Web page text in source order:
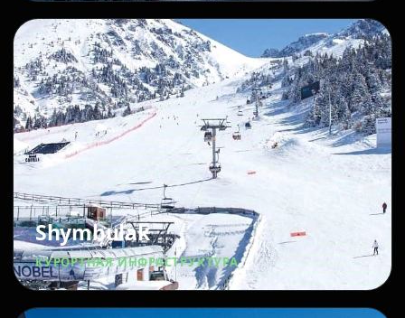
Shymbulak
КУРОРТНАЯ ИНФРАСТРУКТУРА